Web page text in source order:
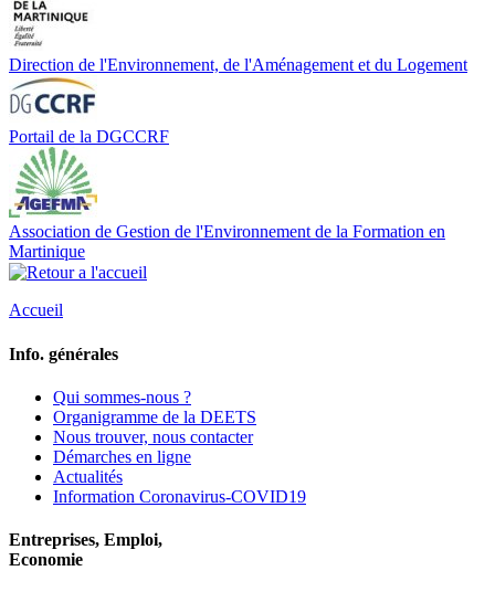
Direction de l'Environnement, de l'Aménagement et du Logement
Portail de la DGCCRF
Association de Gestion de l'Environnement de la Formation en
Martinique
Accueil
Info. générales
Qui sommes-nous ?
Organigramme de la DEETS
Nous trouver, nous contacter
Démarches en ligne
Actualités
Information Coronavirus-COVID19
Entreprises, Emploi,
Economie